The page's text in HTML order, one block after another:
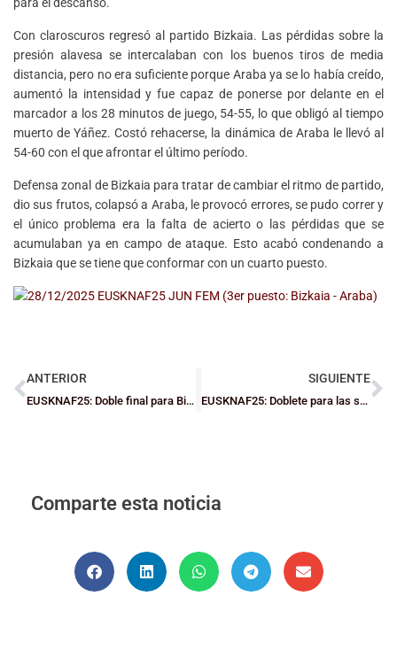
Con claroscuros regresó al partido Bizkaia. Las pérdidas sobre la
presión alavesa se intercalaban con los buenos tiros de media
distancia, pero no era suficiente porque Araba ya se lo había creído,
aumentó la intensidad y fue capaz de ponerse por delante en el
marcador a los 28 minutos de juego, 54-55, lo que obligó al tiempo
muerto de Yáñez. Costó rehacerse, la dinámica de Araba le llevó al
54-60 con el que afrontar el último período.
Defensa zonal de Bizkaia para tratar de cambiar el ritmo de partido,
dio sus frutos, colapsó a Araba, le provocó errores, se pudo correr y
el único problema era la falta de acierto o las pérdidas que se
acumulaban ya en campo de ataque. Esto acabó condenando a
Bizkaia que se tiene que conformar con un cuarto puesto.
ANTERIOR
EUSKNAF25: Doble final para Bizkaia que fueron muy superiores a Gipuzkoa: chicas 63-37 y chicos 102-58
SIGUIENTE
EUSKNAF25: Doblete para las selecciones Minis de Bizkaia
Comparte esta noticia